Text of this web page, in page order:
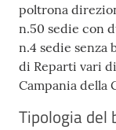
poltrona
n.50 sedie con
n.4 sedie senza
di Reparti vari
Campania della
Tipologia del